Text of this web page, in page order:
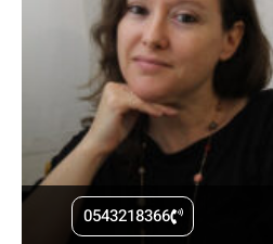
0543218366